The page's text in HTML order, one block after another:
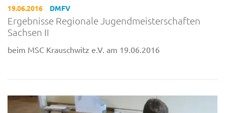
19.06.2016 DMFV
Ergebnisse Regionale Jugendmeisterschaften
Sachsen II
beim MSC Krauschwitz e.V. am 19.06.2016